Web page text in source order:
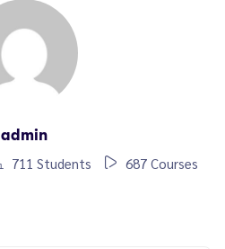
admin
711 Students 687 Courses